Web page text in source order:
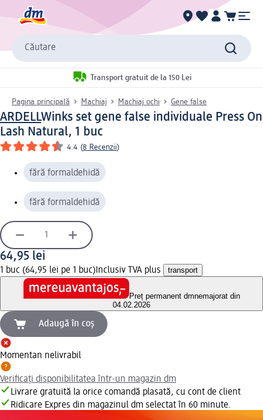
Căutare
Transport gratuit de la 150 Lei
Pagina principală Machiaj Machiaj ochi Gene false
ARDELLWinks set gene false individuale Press On
Lash Natural, 1 buc
4.4 (8 Recenzii)
fără formaldehidă
fără formaldehidă
64,95 lei
1 buc (64,95 lei pe 1 buc) Inclusiv TVA plus transport
Preț permanent dmnemajorat din
04.02.2026
Adaugă în coș
Momentan nelivrabil
Verificați disponibilitatea într-un magazin dm
Livrare gratuită la orice comandă plasată, cu cont de client
Ridicare Expres din magazinul dm selectat în 60 minute.